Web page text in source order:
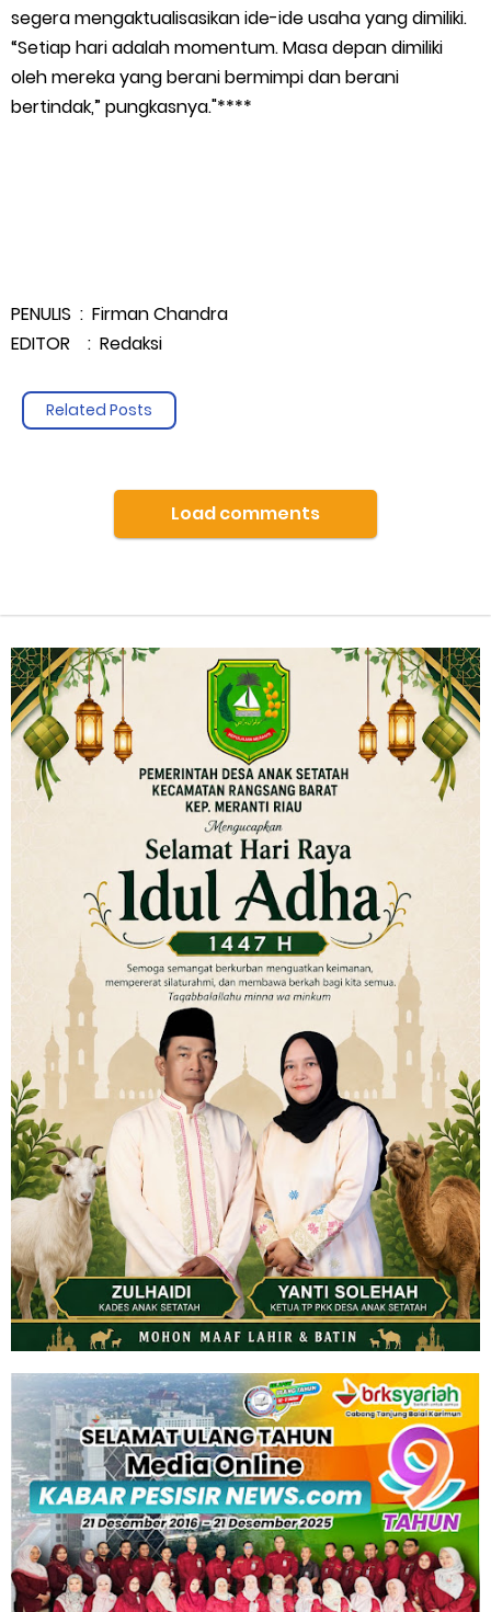
segera mengaktualisasikan ide-ide usaha yang dimiliki.
“Setiap hari adalah momentum. Masa depan dimiliki
oleh mereka yang berani bermimpi dan berani
bertindak,” pungkasnya."****
PENULIS : Firman Chandra
EDITOR : Redaksi
Related Posts
Load comments